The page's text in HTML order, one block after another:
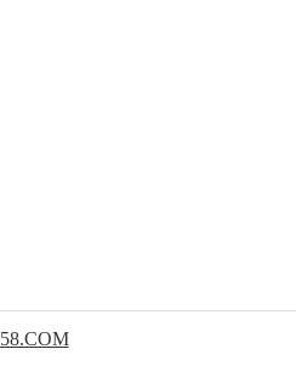
58.COM